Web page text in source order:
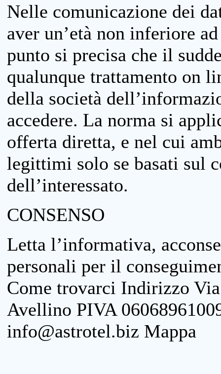
Nelle comunicazione dei
aver un’età non inferiore
punto si precisa che il
qualunque trattamento on
della società
accedere. La norma si
offerta diretta, e nel cui
legittimi solo se basati sul
dell’interessato.
CONSENSO
Letta l’informativa,
personali per il
Come trovarci Indirizzo
Avellino PIVA
info@astrotel.biz Mappa